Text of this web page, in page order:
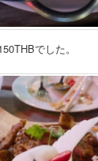
でした。